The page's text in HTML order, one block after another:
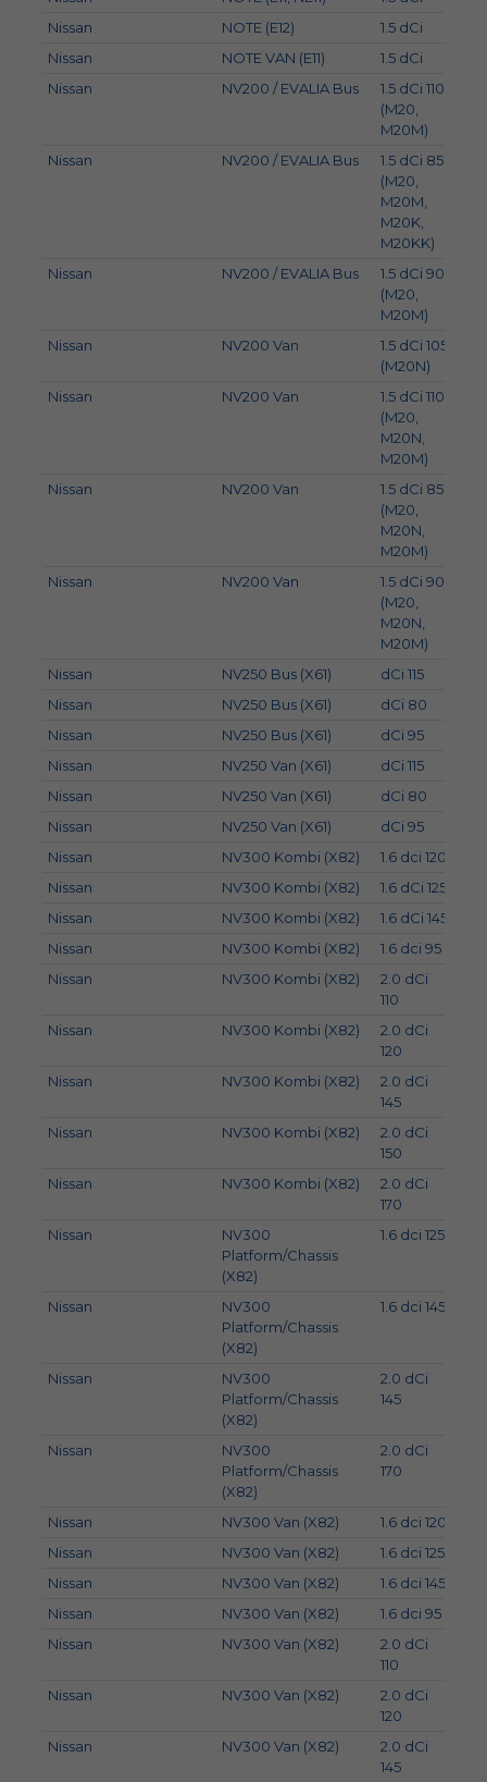
Nissan
NOTE (E12) 1.5 dCi
Nissan
NOTE VAN (E11) 1.5 dCi
Nissan
NV200 / EVALIA Bus
1.5 dCi 110
(M20,
M20M)
Nissan NV200 / EVALIA Bus
1.5 dCi 85
(M20,
M20M,
M20K,
M20KK)
Nissan NV200 / EVALIA Bus
1.5 dCi 90
(M20,
M20M)
Nissan NV200 Van
1.5 dCi 105
(M20N)
Nissan NV200 Van
1.5 dCi 110
(M20,
M20N,
M20M)
Nissan NV200 Van
1.5 dCi 85
(M20,
M20N,
M20M)
Nissan NV200 Van
1.5 dCi 90
(M20,
M20N,
M20M)
Nissan NV250 Bus (X61) dCi 115
Nissan
NV250 Bus (X61) dCi 80
Nissan
NV250 Bus (X61) dCi 95
Nissan
NV250 Van (X61) dCi 115
Nissan
NV250 Van (X61) dCi 80
Nissan
NV250 Van (X61) dCi 95
Nissan
NV300 Kombi (X82) 1.6 dci 120
Nissan
NV300 Kombi (X82) 1.6 dCi 125
Nissan
NV300 Kombi (X82) 1.6 dCi 145
Nissan
NV300 Kombi (X82) 1.6 dci 95
Nissan
NV300 Kombi (X82)
2.0 dCi
110
Nissan NV300 Kombi (X82)
2.0 dCi
120
Nissan NV300 Kombi (X82)
2.0 dCi
145
Nissan NV300 Kombi (X82)
2.0 dCi
150
Nissan NV300 Kombi (X82)
2.0 dCi
170
Nissan
NV300
Platform/Chassis
(X82)
1.6 dci 125
Nissan
NV300
Platform/Chassis
(X82)
1.6 dci 145
Nissan
NV300
Platform/Chassis
(X82)
2.0 dCi
145
Nissan
NV300
Platform/Chassis
(X82)
2.0 dCi
170
Nissan NV300 Van (X82) 1.6 dci 120
Nissan
NV300 Van (X82) 1.6 dci 125
Nissan
NV300 Van (X82) 1.6 dci 145
Nissan
NV300 Van (X82) 1.6 dci 95
Nissan
NV300 Van (X82)
2.0 dCi
110
Nissan NV300 Van (X82)
2.0 dCi
120
Nissan NV300 Van (X82)
2.0 dCi
145